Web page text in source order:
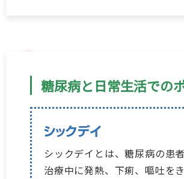
糖尿病と日常生活での
シックデイとは、糖尿病の患
治療中に発熱、下痢、嘔吐を